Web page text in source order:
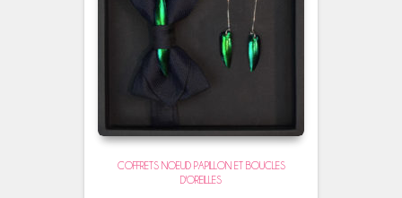
COFFRETS NOEUD PAPILLON ET BOUCLES
D'OREILLES